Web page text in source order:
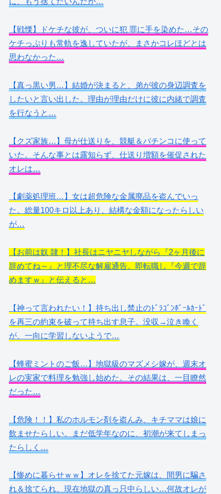
【戦慄】ドケチな彼が、ついに犯 罪に手を染めた…その
ケチっぷりも常軌を逸していたが、まさかコレほどとは
思わなかった…
【真っ黒い男…】結婚が決まると、弟が彼の身辺調査を
したいと言い出した。理由が理由だけに彼に内緒で調査
を行なうと…
【クズ家族…】母が仕送りを、競艇＆パチンコに使って
いた。そんな事とは露知らず、仕送り増額を催促された
オレは…
【劇薬処理班…】女は超危険な金属廃品を盗んでいっ
た。総量100キロ以上あり、結構な金額になったらしい
が…
【お前は奴 隷！】社長はニヤニヤしながら『2ヶ月後に
辞めてね～』と理不尽な解雇通告。即転職し『今週で辞
めますｗ』と伝えると…
【神って言われたい！】持ち出し禁止のﾄﾞﾗｺﾞﾝﾎﾞｰﾙｶｰﾄﾞ
を再三の約束を破って持ち出す息子。没収→泣き喚く
が、一向に学習しないようで…
【蜂蜜ミントのご飯…】地獄級のマズメシ嫁が、週末オ
レの実家で料理を勉強し始めた。その結果は、一目瞭然
だった…
【危険！！】私のホルモン剤を盗んみ、キチママは娘に
飲ませたらしい。まだ低学年なのに、初潮が来てしまっ
たらしく…
【惨めに暮らせｗｗ】オレを捨てた元嫁は、間男に騙さ
れ＆捨てられ、現在地獄の真っ只中らしい…何故オレが